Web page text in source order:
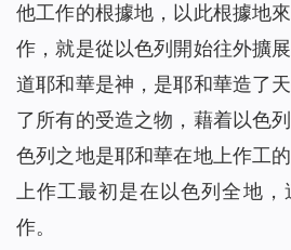
他工作的根據地，以此根據地
作，就是從以色列開始往外擴
道耶和華是神，是耶和華造了
了所有的受造之物，藉着以色
色列之地是耶和華在地上作工
上作工最初是在以色列全地
作。